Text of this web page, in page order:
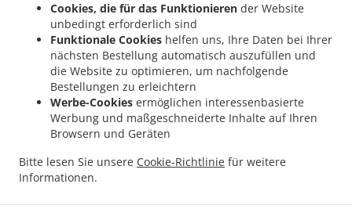
Cookies, die für das Funktionieren der Website
unbedingt erforderlich sind
Funktionale Cookies helfen uns, Ihre Daten bei Ihrer
nächsten Bestellung automatisch auszufüllen und
die Website zu optimieren, um nachfolgende
Bestellungen zu erleichtern
Werbe-Cookies ermöglichen interessenbasierte
Werbung und maßgeschneiderte Inhalte auf Ihren
Browsern und Geräten
Bitte lesen Sie unsere Cookie-Richtlinie für weitere
Informationen.
Kontakt
Sendviči Essen Lieferservice Banja Luka Obilićevo . Sendviči Essen Lieferservice Banja
Luka Česma
. Sendviči Essen Lieferservice Banja Luka Mađir .
Essen Lieferservice Laktaši . Sendviči Essen Lieferservice Drakulić . Sendviči Essen
Lieferservice. Essen zum mitnehmen und zum Liefern